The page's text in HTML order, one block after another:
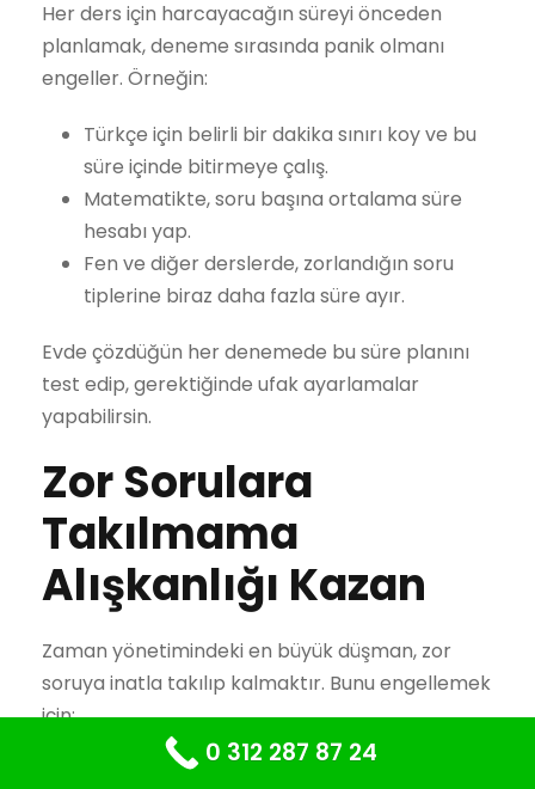
Her ders için harcayacağın süreyi önceden
planlamak, deneme sırasında panik olmanı
engeller. Örneğin:
Türkçe için belirli bir dakika sınırı koy ve bu
süre içinde bitirmeye çalış.
Matematikte, soru başına ortalama süre
hesabı yap.
Fen ve diğer derslerde, zorlandığın soru
tiplerine biraz daha fazla süre ayır.
Evde çözdüğün her denemede bu süre planını
test edip, gerektiğinde ufak ayarlamalar
yapabilirsin.
Zor Sorulara
Takılmama
Alışkanlığı Kazan
Zaman yönetimindeki en büyük düşman, zor
soruya inatla takılıp kalmaktır. Bunu engellemek
için:
Belirlediğin sürede çözemediğin soruları
0 312 287 87 24